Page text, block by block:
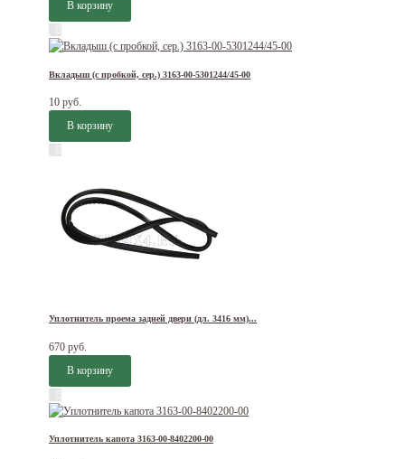
Вкладыш (с пробкой, сер.) 3163-00-5301244/45-00
10 руб.
Уплотнитель проема задней двери (дл. 3416 мм)...
670 руб.
Уплотнитель капота 3163-00-8402200-00